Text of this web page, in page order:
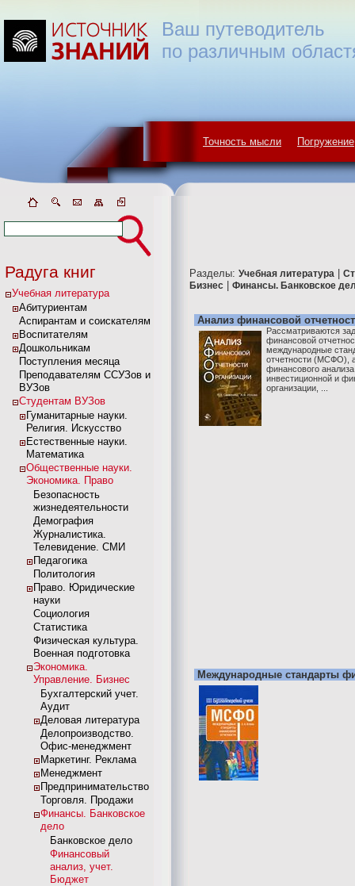
Точность мысли Погружение
Ваш путеводитель
по различным
Радуга книг
Учебная литература
Абитуриентам
Аспирантам и соискателям
Воспитателям
Дошкольникам
Поступления месяца
Преподавателям ССУЗов и
ВУЗов
Студентам ВУЗов
Гуманитарные науки.
Религия. Искусство
Естественные науки.
Математика
Общественные науки.
Экономика. Право
Безопасность
жизнедеятельности
Демография
Журналистика.
Телевидение. СМИ
Педагогика
Политология
Право. Юридические
науки
Социология
Статистика
Физическая культура.
Военная подготовка
Экономика.
Управление. Бизнес
Бухгалтерский учет.
Аудит
Деловая литература
Делопроизводство.
Офис-менеджмент
Маркетинг. Реклама
Менеджмент
Предпринимательство
Торговля. Продажи
Финансы. Банковское
дело
Банковское дело
Финансовый
анализ, учет.
Бюджет
Разделы: Учебная литература
Бизнес
Финансы. Банковское
Анализ финансовой
Рассматриваются
финансовой
международные
отчетности (МСФО),
финансового
инвестиционной и
организации, ...
Международные стандарты